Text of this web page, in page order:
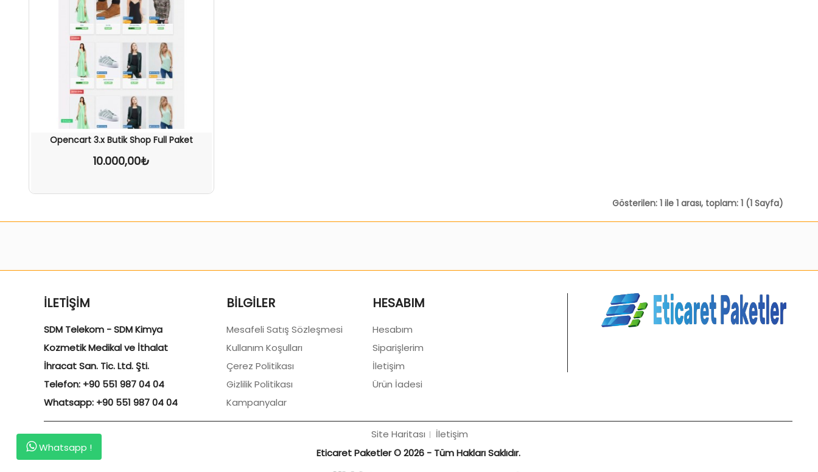
Opencart 3.x Butik Shop Full Paket
10.000,00₺
Gösterilen: 1 ile 1 arası, toplam: 1 (1 Sayfa)
Whatsapp !
İLETIŞIM
SDM Telekom - SDM Kimya
Kozmetik Medikal ve İthalat
İhracat San. Tic. Ltd. Şti.
Telefon: +90 551 987 04 04
Whatsapp: +90 551 987 04 04
BILGILER
Mesafeli Satış Sözleşmesi
Kullanım Koşulları
Çerez Politikası
Gizlilik Politikası
Kampanyalar
HESABIM
Hesabım
Siparişlerim
İletişim
Ürün İadesi
Site Haritası
İletişim
Eticaret Paketler © 2026 - Tüm Hakları Saklıdır.